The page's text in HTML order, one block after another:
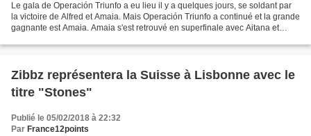
Le gala de Operación Triunfo a eu lieu il y a quelques jours, se soldant par
la victoire de Alfred et Amaia. Mais Operación Triunfo a continué et la grande
gagnante est Amaia. Amaia s'est retrouvé en superfinale avec Aitana et
Zibbz représentera la Suisse à Lisbonne avec le
titre "Stones"
Publié le 05/02/2018 à 22:32
Par France12points